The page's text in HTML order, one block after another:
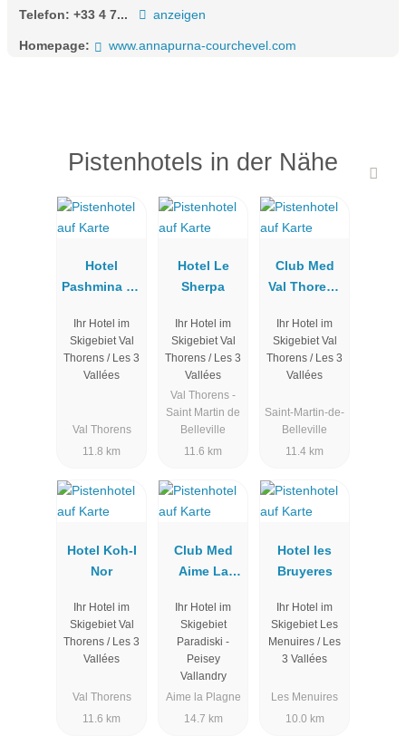
Telefon: +33 4 7... anzeigen
Homepage: www.annapurna-courchevel.com
Pistenhotels in der Nähe
Hotel
Pashmina Le
Ihr Hotel im
Skigebiet Val
Thorens / Les 3
Vallées
Val Thorens
11.8 km
Hotel Le
Sherpa
Ihr Hotel im
Skigebiet Val
Thorens / Les 3
Vallées
Val Thorens -
Saint Martin de
Belleville
11.6 km
Club Med
Val Thorens
Ihr Hotel im
Skigebiet Val
Thorens / Les 3
Vallées
Saint-Martin-de-
Belleville
11.4 km
Hotel Koh-I
Nor
Ihr Hotel im
Skigebiet Val
Thorens / Les 3
Vallées
Val Thorens
11.6 km
Club Med
Aime La
Ihr Hotel im
Skigebiet
Paradiski -
Peisey
Vallandry
Aime la Plagne
14.7 km
Hotel les
Bruyeres
Ihr Hotel im
Skigebiet Les
Menuires / Les
3 Vallées
Les Menuires
10.0 km